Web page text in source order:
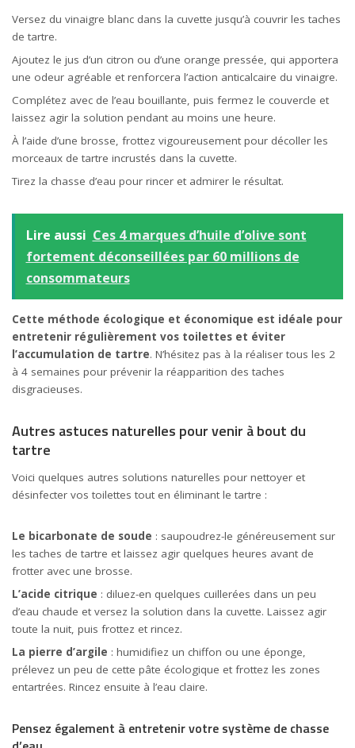
Versez du vinaigre blanc dans la cuvette jusqu’à couvrir les taches
de tartre.
Ajoutez le jus d’un citron ou d’une orange pressée, qui apportera
une odeur agréable et renforcera l’action anticalcaire du vinaigre.
Complétez avec de l’eau bouillante, puis fermez le couvercle et
laissez agir la solution pendant au moins une heure.
À l’aide d’une brosse, frottez vigoureusement pour décoller les
morceaux de tartre incrustés dans la cuvette.
Tirez la chasse d’eau pour rincer et admirer le résultat.
Lire aussi Ces 4 marques d’huile d’olive sont
fortement déconseillées par 60 millions de
consommateurs
Cette méthode écologique et économique est idéale pour
entretenir régulièrement vos toilettes et éviter
l’accumulation de tartre. N’hésitez pas à la réaliser tous les 2
à 4 semaines pour prévenir la réapparition des taches
disgracieuses.
Autres astuces naturelles pour venir à bout du
tartre
Voici quelques autres solutions naturelles pour nettoyer et
désinfecter vos toilettes tout en éliminant le tartre :
Le bicarbonate de soude : saupoudrez-le généreusement sur
les taches de tartre et laissez agir quelques heures avant de
frotter avec une brosse.
L’acide citrique : diluez-en quelques cuillerées dans un peu
d’eau chaude et versez la solution dans la cuvette. Laissez agir
toute la nuit, puis frottez et rincez.
La pierre d’argile : humidifiez un chiffon ou une éponge,
prélevez un peu de cette pâte écologique et frottez les zones
entartrées. Rincez ensuite à l’eau claire.
Pensez également à entretenir votre système de chasse